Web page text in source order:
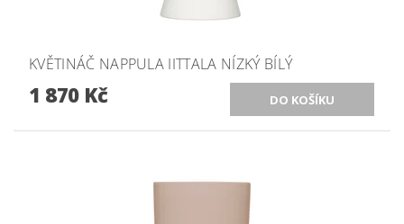
KVĚTINÁČ NAPPULA IITTALA NÍZKÝ BÍLÝ
1 870 Kč